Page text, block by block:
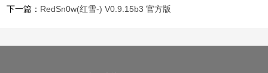
下一篇： RedSn0w(红雪-) V0.9.15b3 官方版